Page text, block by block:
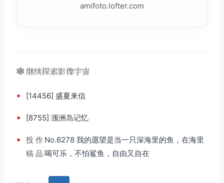
amifoto.lofter.com
🕸️ 继续探索影像宇宙
• [14456] 盛夏来信
• [8755] 涠洲岛记忆
•
投
稿
作
品
No.6278 我的愿望是当一只深海里的鱼，在海里
喝可乐，不怕鲨鱼，自由又自在